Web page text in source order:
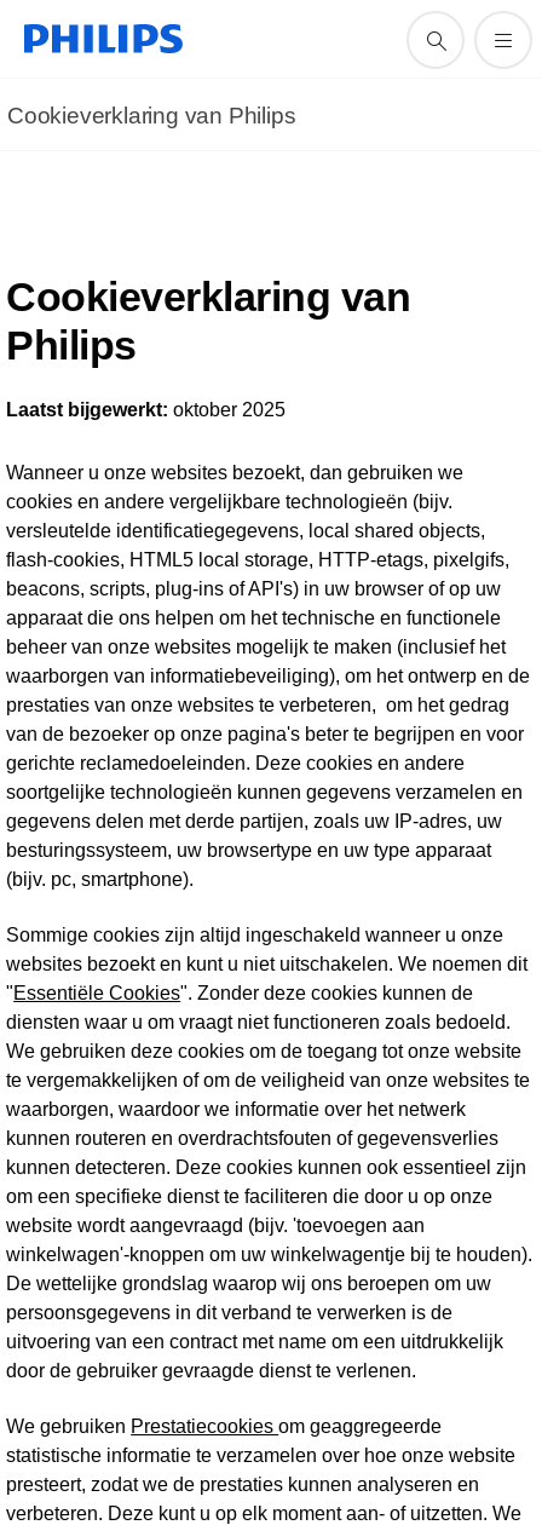
Cookieverklaring van Philips
Cookieverklaring van
Philips
Laatst bijgewerkt: oktober 2025
Wanneer u onze websites bezoekt, dan gebruiken we
cookies en andere vergelijkbare technologieën (bijv.
versleutelde identificatiegegevens, local shared objects,
flash-cookies, HTML5 local storage, HTTP-etags, pixelgifs,
beacons, scripts, plug-ins of API's) in uw browser of op uw
apparaat die ons helpen om het technische en functionele
beheer van onze websites mogelijk te maken (inclusief het
waarborgen van informatiebeveiliging), om het ontwerp en de
prestaties van onze websites te verbeteren, om het gedrag
van de bezoeker op onze pagina's beter te begrijpen en voor
gerichte reclamedoeleinden. Deze cookies en andere
soortgelijke technologieën kunnen gegevens verzamelen en
gegevens delen met derde partijen, zoals uw IP-adres, uw
besturingssysteem, uw browsertype en uw type apparaat
(bijv. pc, smartphone).
Sommige cookies zijn altijd ingeschakeld wanneer u onze
websites bezoekt en kunt u niet uitschakelen. We noemen dit
"Essentiële Cookies". Zonder deze cookies kunnen de
diensten waar u om vraagt niet functioneren zoals bedoeld.
We gebruiken deze cookies om de toegang tot onze website
te vergemakkelijken of om de veiligheid van onze websites te
waarborgen, waardoor we informatie over het netwerk
kunnen routeren en overdrachtsfouten of gegevensverlies
kunnen detecteren. Deze cookies kunnen ook essentieel zijn
om een specifieke dienst te faciliteren die door u op onze
website wordt aangevraagd (bijv. 'toevoegen aan
winkelwagen'-knoppen om uw winkelwagentje bij te houden).
De wettelijke grondslag waarop wij ons beroepen om uw
persoonsgegevens in dit verband te verwerken is de
uitvoering van een contract met name om een uitdrukkelijk
door de gebruiker gevraagde dienst te verlenen.
We gebruiken Prestatiecookiesom geaggregeerde
statistische informatie te verzamelen over hoe onze website
presteert, zodat we de prestaties kunnen analyseren en
verbeteren. Deze kunt u op elk moment aan- of uitzetten. We